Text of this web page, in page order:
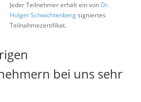
Jeder Teilnehmer erhält ein von Dr.
Holger Schwichtenbergsigniertes
Teilnahmezertifikat.
bei uns sehr